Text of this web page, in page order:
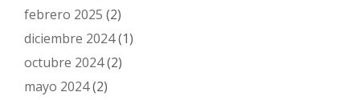
febrero 2025 (2)
diciembre 2024(1)
octubre 2024(2)
mayo 2024(2)